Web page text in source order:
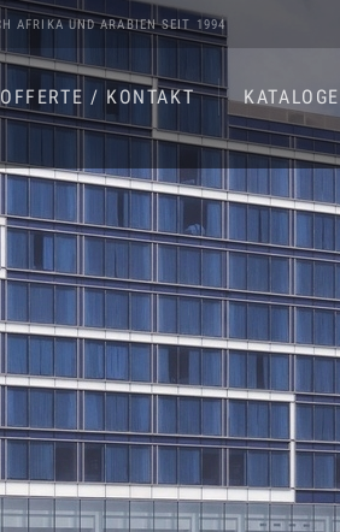
AFRIKAUNDARABIENSEIT 1994
OFFERTE / KONTAKT